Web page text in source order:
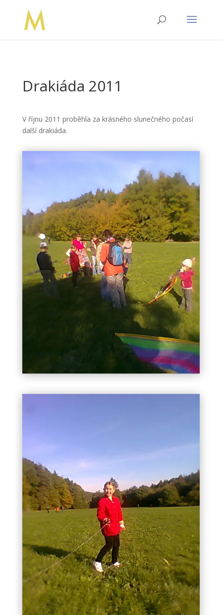
Drakiáda 2011
V říjnu 2011 proběhla za krásného slunečného počasí
další drakiáda.